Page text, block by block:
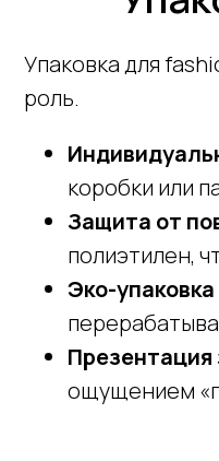
Упаковка для
роль.
коробки или
Защита от
полиэтилен,
Эко-упаковка
Презентация
ощущением